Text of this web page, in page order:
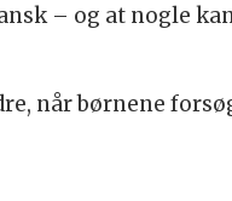
– og at nogle
når børnene